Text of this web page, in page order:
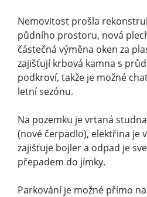
Nemovitost prošla
půdního prostoru, nová
částečná výměna oken za
zajišťují krbová kamna s
podkroví, takže je možné
letní sezónu.
Na pozemku je vrtaná
(nové čerpadlo), elektřina je
zajišťuje bojler a odpad je
přepadem do jímky.
Parkování je možné přímo